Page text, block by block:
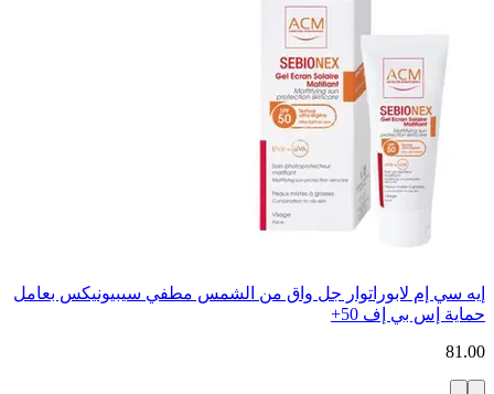
إيه سي إم لابوراتوار جل واق من الشمس مطفي سيبيونيكس بعامل
حماية إس بي إف 50+
81.00